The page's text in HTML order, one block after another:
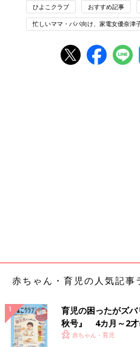
ひよこクラブ おすすめ記事
忙しいママ・パパ向け、家電女優奈津
赤ちゃん・育児の人気記事
育児の困ったがズ
秋号』 4カ月～2才
いっぱい！
赤ちゃん・育児